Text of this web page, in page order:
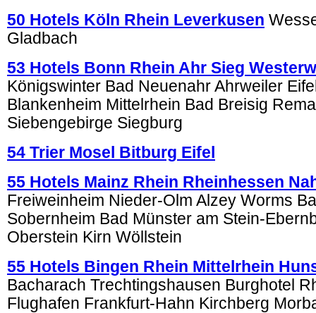
50 Hotels Köln Rhein Leverkusen
Gladbach
53 Hotels Bonn Rhein Ahr Sieg
Königswinter Bad Neuenahr Ahrweiler
Blankenheim Mittelrhein Bad Breisig
Siebengebirge Siegburg
54 Trier Mosel Bitburg Eifel
55 Hotels Mainz Rhein Rheinhessen
Freiweinheim Nieder-Olm Alzey Worms
Sobernheim Bad Münster am Stein-
Oberstein Kirn Wöllstein
55 Hotels Bingen Rhein Mittelrhein
Bacharach Trechtingshausen Burghotel
Flughafen Frankfurt-Hahn Kirchberg